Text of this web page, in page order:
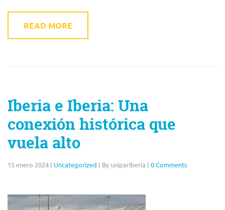
READ MORE
Iberia e Iberia: Una
conexión histórica que
vuela alto
15 enero 2024 | Uncategorized | By unipariberia | 0 Comments